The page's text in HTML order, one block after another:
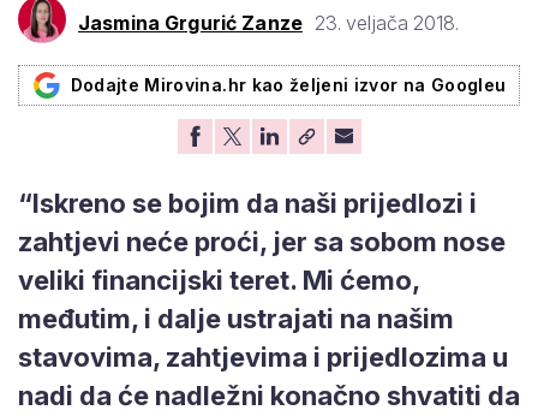
Jasmina Grgurić Zanze 23. veljača 2018.
Dodajte Mirovina.hr kao željeni izvor na Googleu
“Iskreno se bojim da naši prijedlozi i
zahtjevi neće proći, jer sa sobom nose
veliki financijski teret. Mi ćemo,
međutim, i dalje ustrajati na našim
stavovima, zahtjevima i prijedlozima u
nadi da će nadležni konačno shvatiti da